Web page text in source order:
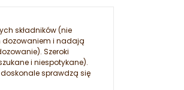
składników (nie
dozowaniem i nadają
Szeroki
i niespotykane).
sprawdzą się